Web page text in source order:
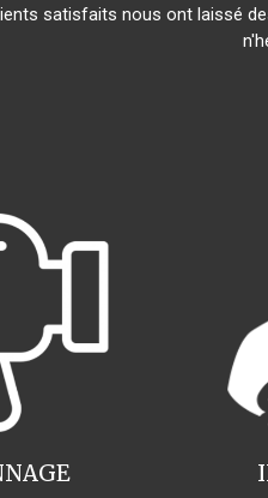
satisfaits nous ont laissé